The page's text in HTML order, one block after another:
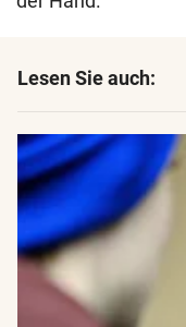
Lesen Sie auch: